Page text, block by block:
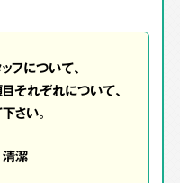
フについて、
目それぞれについて、
さい。
清潔